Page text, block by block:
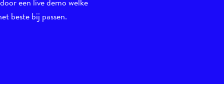
beste bij passen.